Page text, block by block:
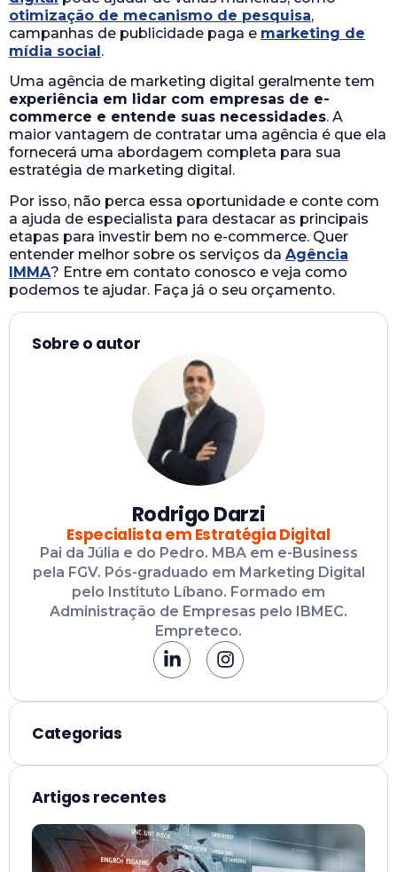
otimização de mecanismo de pesquisa,
campanhas de publicidade paga e marketing de
mídia social.
Uma agência de marketing digital geralmente tem
experiência em lidar com empresas de e-
commerce e entende suas necessidades. A
maior vantagem de contratar uma agência é que ela
fornecerá uma abordagem completa para sua
estratégia de marketing digital.
Por isso, não perca essa oportunidade e conte com
a ajuda de especialista para destacar as principais
etapas para investir bem no e-commerce. Quer
entender melhor sobre os serviços da Agência
IMMA? Entre em contato conosco e veja como
podemos te ajudar. Faça já o seu orçamento.
Sobre o autor
Rodrigo Darzi
Especialista em Estratégia Digital
Pai da Júlia e do Pedro. MBA em e-Business
pela FGV. Pós-graduado em Marketing Digital
pelo Instituto Líbano. Formado em
Administração de Empresas pelo IBMEC.
Empreteco.
Categorias
Artigos recentes